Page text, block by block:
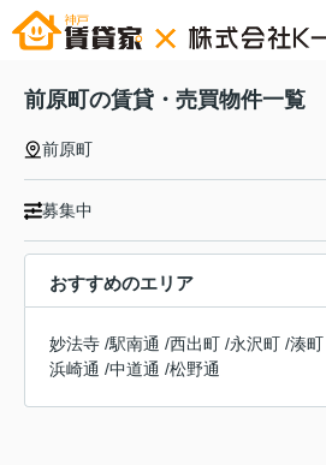
前原町の賃貸・売買物件一覧
前原町
募集中
おすすめのエリア
妙法寺 /駅南通 /西出町 /永沢町 /湊町
浜崎通 /中道通 /松野通